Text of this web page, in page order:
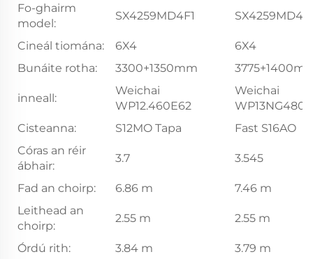
Fo-ghairm
model:
SX4259MD4F1
Cineál tiomána: 6X4
6X4
Bunáite rotha:
3300+1350mm
inneall:
Weichai
WP12.460E62
Weichai
Cisteanna:
S12MO Tapa
Fast S16AO
Córas an réir
ábhair:
3.7 3.545
Fad an choirp: 6.86 m
7.46 m
Leithead an
choirp:
2.55 m 2.55 m
Órdú rith: 3.84 m
3.79 m